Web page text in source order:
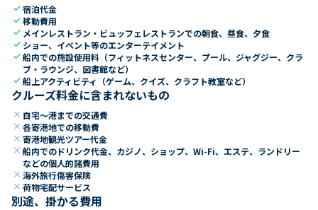
check宿泊代金
check移動費用
check メインレストラン・ビュッフェレストランでの朝食、昼食、夕食
check ショー、イベント等のエンターテイメント
check船内での施設使用料（フィットネスセンター、プール、ジャグジー、クラ
ブ・ラウンジ、図書館など）
check船上アクティビティ（ゲーム、クイズ、クラフト教室など）
クルーズ料金に含まれないもの
close 自宅～港までの交通費
close 各寄港地での移動費
close 寄港地観光ツアー代金
close 船内でのドリンク代金、カジノ、ショップ、Wi-Fi、エステ、ランドリー
などの個人的諸費用
close 海外旅行傷害保険
close 荷物宅配サービス
別途、掛かる費用